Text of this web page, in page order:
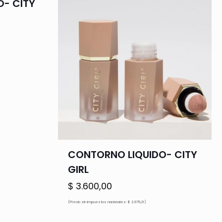
CITY
CONTORNO LIQUIDO- CITY
GIRL
$ 3.600,00
(Precio sin impuestos nacionales: $ 2.975,21)